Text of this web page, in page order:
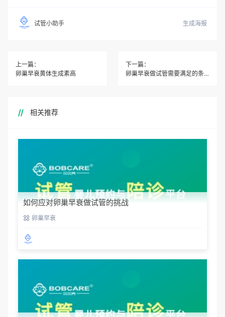
试管小助手 生成海报
上一篇：
卵巢早衰黄体生成素高
下一篇：
卵巢早衰做试管需要满足的条件有哪些？
相关推荐
如何应对卵巢早衰做试管的挑战
卵巢早衰